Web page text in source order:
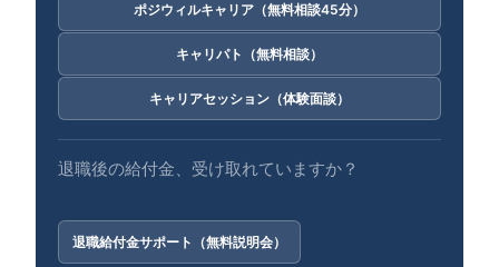
ポジウィルキャリア（無料相談45分）
キャリパト（無料相談）
キャリアセッション（体験面談）
退職後の給付金、受け取れていますか？
退職給付金サポート（無料説明会）